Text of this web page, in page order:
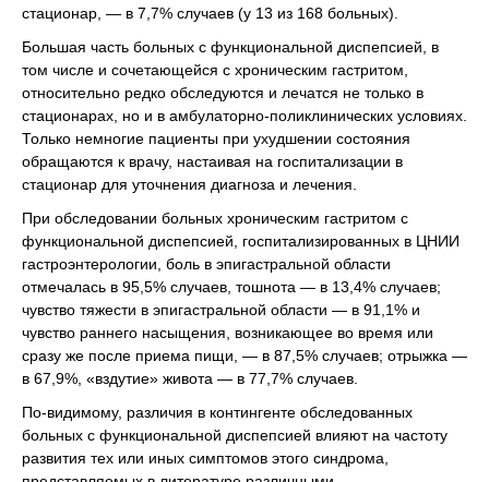
стационар, — в 7,7% случаев (у 13 из 168 больных).
Большая часть больных с функциональной диспепсией, в
том числе и сочетающейся с хроническим гастритом,
относительно редко обследуются и лечатся не только в
стационарах, но и в амбулаторно-поликлинических условиях.
Только немногие пациенты при ухудшении состояния
обращаются к врачу, настаивая на госпитализации в
стационар для уточнения диагноза и лечения.
При обследовании больных хроническим гастритом с
функциональной диспепсией, госпитализированных в ЦНИИ
гастроэнтерологии, боль в эпигастральной области
отмечалась в 95,5% случаев, тошнота — в 13,4% случаев;
чувство тяжести в эпигастральной области — в 91,1% и
чувство раннего насыщения, возникающее во время или
сразу же после приема пищи, — в 87,5% случаев; отрыжка —
в 67,9%, «вздутие» живота — в 77,7% случаев.
По-видимому, различия в контингенте обследованных
больных с функциональной диспепсией влияют на частоту
развития тех или иных симптомов этого синдрома,